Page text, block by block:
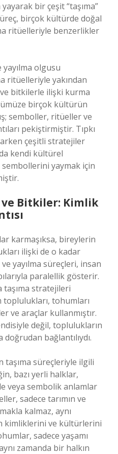
bir çeşit “taşıma”
birçok kültürde doğal
ritüelleriyle benzerlikler
yayılma olgusu
ritüelleriyle yakından
bitkilerle ilişki kurma
birçok kültürün
semboller, ritüeller ve
pekiştirmiştir. Tıpkı
çeşitli stratejiler
kendi kültürel
yaymak için
ve Bitkiler: Kimlik
karmaşıksa, bireylerin
ilişki de o kadar
yayılma süreçleri, insan
paralellik gösterir.
taşıma stratejileri
tohumları
ve araçlar kullanmıştır.
değil, toplulukların
bağlantılıydı.
taşıma süreçleriyle ilgili
bazı yerli halklar,
veya sembolik anlamlar
sadece tarımın ve
kalmaz, aynı
kimliklerini ve kültürlerini
sadece yaşamı
zamanda bir halkın